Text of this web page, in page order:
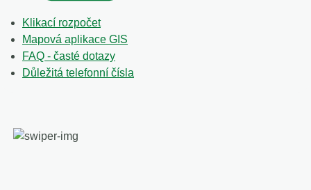
Klikací rozpočet
Mapová aplikace GIS
FAQ - časté dotazy
Důležitá telefonní čísla